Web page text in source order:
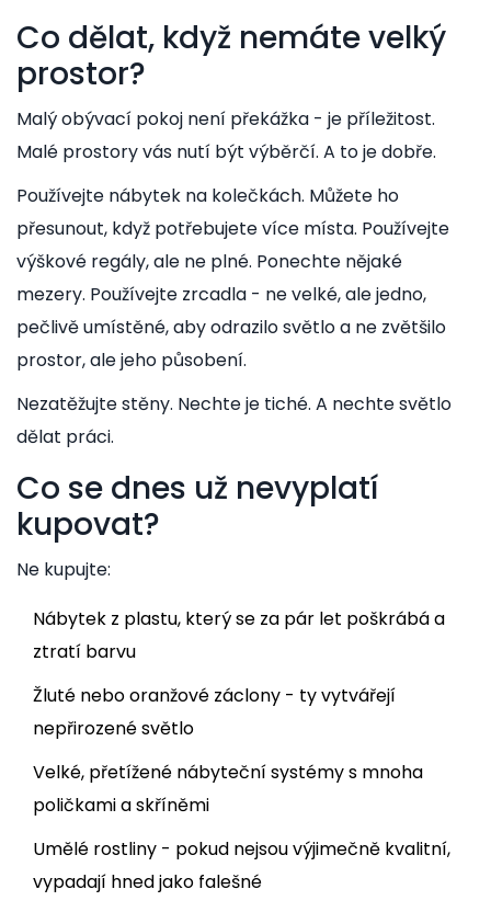
Co dělat, když nemáte velký
prostor?
Malý obývací pokoj není překážka - je příležitost.
Malé prostory vás nutí být výběrčí. A to je dobře.
Používejte nábytek na kolečkách. Můžete ho
přesunout, když potřebujete více místa. Používejte
výškové regály, ale ne plné. Ponechte nějaké
mezery. Používejte zrcadla - ne velké, ale jedno,
pečlivě umístěné, aby odrazilo světlo a ne zvětšilo
prostor, ale jeho působení.
Nezatěžujte stěny. Nechte je tiché. A nechte světlo
dělat práci.
Co se dnes už nevyplatí
kupovat?
Ne kupujte:
Nábytek z plastu, který se za pár let poškrábá a
ztratí barvu
Žluté nebo oranžové záclony - ty vytvářejí
nepřirozené světlo
Velké, přetížené nábyteční systémy s mnoha
poličkami a skříněmi
Umělé rostliny - pokud nejsou výjimečně kvalitní,
vypadají hned jako falešné